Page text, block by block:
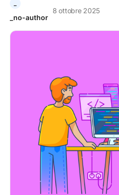
_no-author
8 ottobre 2025